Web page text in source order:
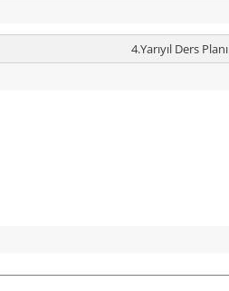
4.Yarıyıl Ders Planı